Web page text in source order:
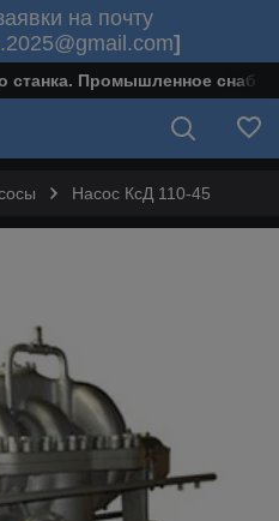
на почту
]
станка. Промышленное
Насос КсД 110-45